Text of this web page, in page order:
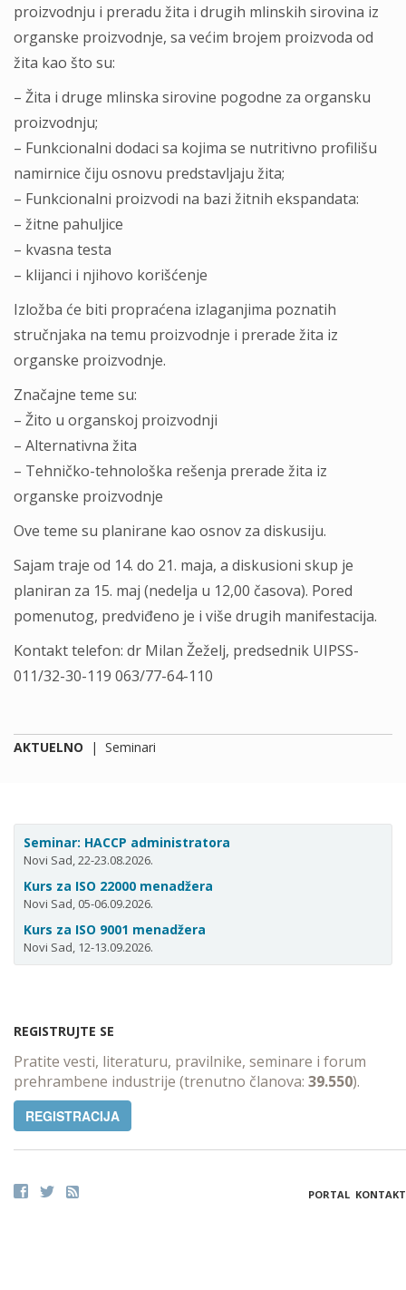
proizvodnju i preradu žita i drugih mlinskih sirovina iz
organske proizvodnje, sa većim brojem proizvoda od
žita kao što su:
– Žita i druge mlinska sirovine pogodne za organsku
proizvodnju;
– Funkcionalni dodaci sa kojima se nutritivno profilišu
namirnice čiju osnovu predstavljaju žita;
– Funkcionalni proizvodi na bazi žitnih ekspandata:
– žitne pahuljice
– kvasna testa
– klijanci i njihovo korišćenje
Izložba će biti propraćena izlaganjima poznatih
stručnjaka na temu proizvodnje i prerade žita iz
organske proizvodnje.
Značajne teme su:
– Žito u organskoj proizvodnji
– Alternativna žita
– Tehničko-tehnološka rešenja prerade žita iz
organske proizvodnje
Ove teme su planirane kao osnov za diskusiju.
Sajam traje od 14. do 21. maja, a diskusioni skup je
planiran za 15. maj (nedelja u 12,00 časova). Pored
pomenutog, predviđeno je i više drugih manifestacija.
Kontakt telefon: dr Milan Žeželj, predsednik UIPSS-
011/32-30-119 063/77-64-110
AKTUELNO | Seminari
Seminar: HACCP administratora
Novi Sad, 22-23.08.2026.
Kurs za ISO 22000 menadžera
Novi Sad, 05-06.09.2026.
Kurs za ISO 9001 menadžera
Novi Sad, 12-13.09.2026.
REGISTRUJTE SE
Pratite vesti, literaturu, pravilnike, seminare i forum
prehrambene industrije (trenutno članova: 39.550).
REGISTRACIJA
PORTAL KONTAKT